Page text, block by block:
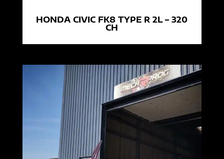
HONDA CIVIC FK8 TYPE R 2L – 320
CH